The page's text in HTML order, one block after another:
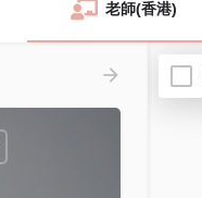
老師(香港)